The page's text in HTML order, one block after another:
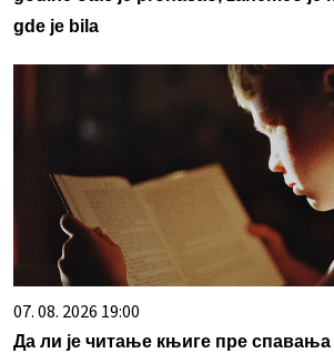
gde je bila
07. 08. 2026 19:00
Да ли је читање књиге пре